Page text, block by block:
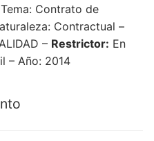
Contrato de
Contractual –
– Restrictor: En
– Año: 2014